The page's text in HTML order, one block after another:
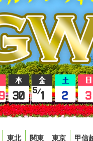
東北 関東 東京 甲信